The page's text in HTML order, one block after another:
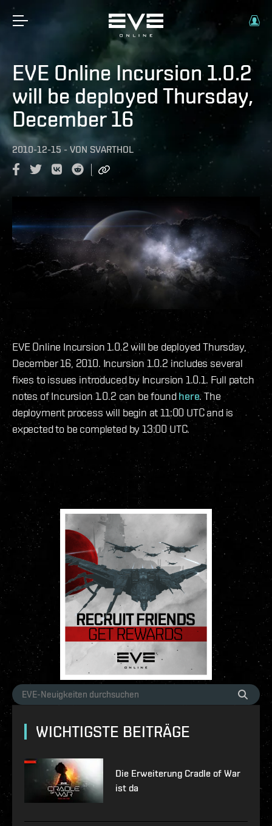
EVE Online Incursion 1.0.2
will be deployed Thursday,
December 16
2010-12-15 - VON SVARTHOL
EVE Online Incursion 1.0.2 will be deployed Thursday,
December 16, 2010. Incursion 1.0.2 includes several
fixes to issues introduced by Incursion 1.0.1. Full patch
notes of Incursion 1.0.2 can be foundhere. The
deployment process will begin at 11:00 UTC and is
expected to be completed by 13:00 UTC.
WICHTIGSTE BEITRÄGE
Die Erweiterung Cradle of War
ist da